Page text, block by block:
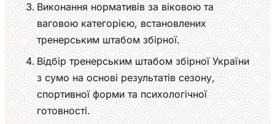
Виконання нормативів за віковою та
ваговою категорією, встановлених
тренерським штабом збірної.
Відбір тренерським штабом збірної України
з сумо на основі результатів сезону,
спортивної форми та психологічної
готовності.